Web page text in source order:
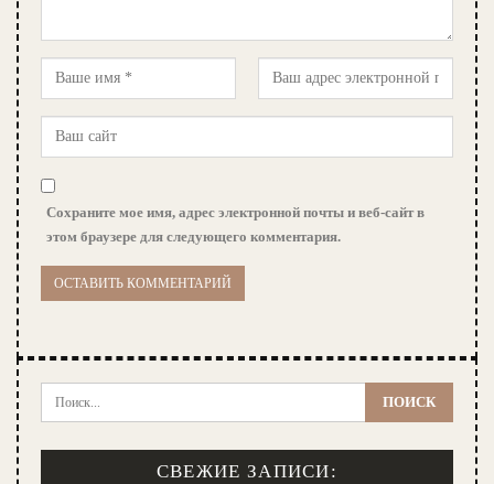
Сохраните мое имя, адрес электронной почты и веб-сайт в
этом браузере для следующего комментария.
СВЕЖИЕ ЗАПИСИ: